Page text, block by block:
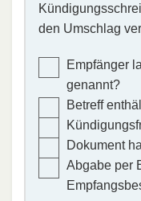
den Umschlag
Empfänger
genannt?
Betreff
Dokument
Abgabe per